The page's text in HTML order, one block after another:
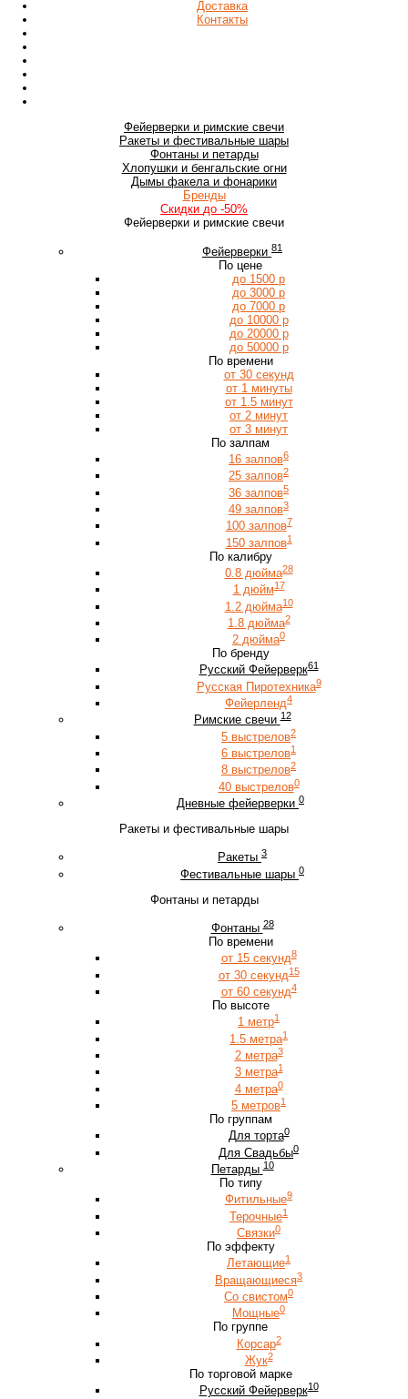
Доставка
Контакты
Фейерверки и римские свечи
Ракеты и фестивальные шары
Фонтаны и петарды
Хлопушки и бенгальские огни
Дымы факела и фонарики
Бренды
Скидки до -50%
Фейерверки и римские свечи
Фейерверки 81
По цене
до 1500 р
до 3000 р
до 7000 р
до 10000 р
до 20000 р
до 50000 р
По времени
от 30 секунд
от 1 минуты
от 1.5 минут
от 2 минут
от 3 минут
По залпам
16 залпов6
25 залпов2
36 залпов5
49 залпов3
100 залпов7
150 залпов1
По калибру
0.8 дюйма28
1 дюйм17
1.2 дюйма10
1.8 дюйма2
2 дюйма0
По бренду
Русский Фейерверк61
Русская Пиротехника9
Фейерленд4
Римские свечи 12
5 выстрелов2
6 выстрелов1
8 выстрелов2
40 выстрелов0
Дневные фейерверки 0
Ракеты и фестивальные шары
Ракеты 3
Фестивальные шары 0
Фонтаны и петарды
Фонтаны 28
По времени
от 15 секунд8
от 30 секунд15
от 60 секунд4
По высоте
1 метр1
1.5 метра1
2 метра3
3 метра1
4 метра0
5 метров1
По группам
Для торта0
Для Свадьбы0
Петарды 10
По типу
Фитильные9
Терочные1
Связки0
По эффекту
Летающие1
Вращающиеся3
Со свистом0
Мощные0
По группе
Корсар2
Жук2
По торговой марке
Русский Фейерверк10